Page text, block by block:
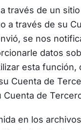
través de un
a través de su
se nos
datos
esta función,
Cuenta de
de
en los